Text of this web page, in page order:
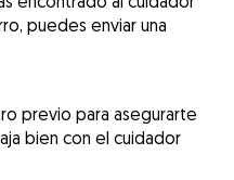
puedes enviar una
previo para asegurarte
bien con el cuidador